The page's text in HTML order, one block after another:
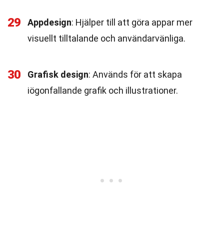
29 Appdesign: Hjälper till att göra appar mer
visuellt tilltalande och användarvänliga.
30 Grafisk design: Används för att skapa
iögonfallande grafik och illustrationer.